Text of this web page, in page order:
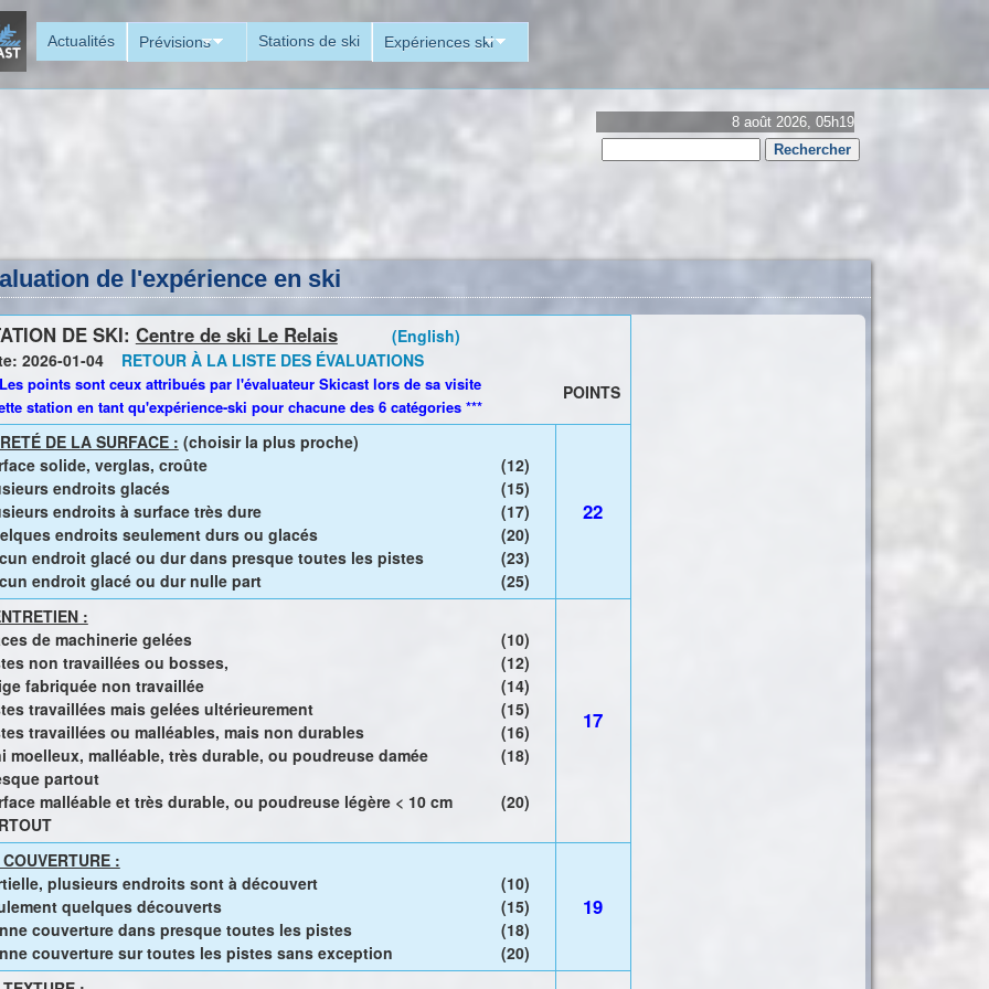
au
Actualités Prévisions Stations de ski Expériences ski
8 août 2026, 05h19
de l'expérience en ski
DE SKI: Centre de ski Le Relais
(English)
2026-01-04
RETOUR À LA LISTE DES ÉVALUATIONS
points sont ceux attribués par l'évaluateur Skicast lors de sa visite
station en tant qu'expérience-ski pour chacune des 6 catégories ***
POINTS
DE LA SURFACE : (choisir la plus proche)
solide, verglas, croûte
endroits glacés
endroits à surface très dure
endroits seulement durs ou glacés
endroit glacé ou dur dans presque toutes les pistes
endroit glacé ou dur nulle part
(12)
(15)
(17)
(20)
(23)
(25)
22
:
de machinerie gelées
non travaillées ou bosses,
fabriquée non travaillée
travaillées mais gelées ultérieurement
travaillées ou malléables, mais non durables
moelleux, malléable, très durable, ou poudreuse damée
partout
malléable et très durable, ou poudreuse légère < 10 cm
(10)
(12)
(14)
(15)
(16)
(18)
(20)
17
:
plusieurs endroits sont à découvert
quelques découverts
couverture dans presque toutes les pistes
couverture sur toutes les pistes sans exception
(10)
(15)
(18)
(20)
19